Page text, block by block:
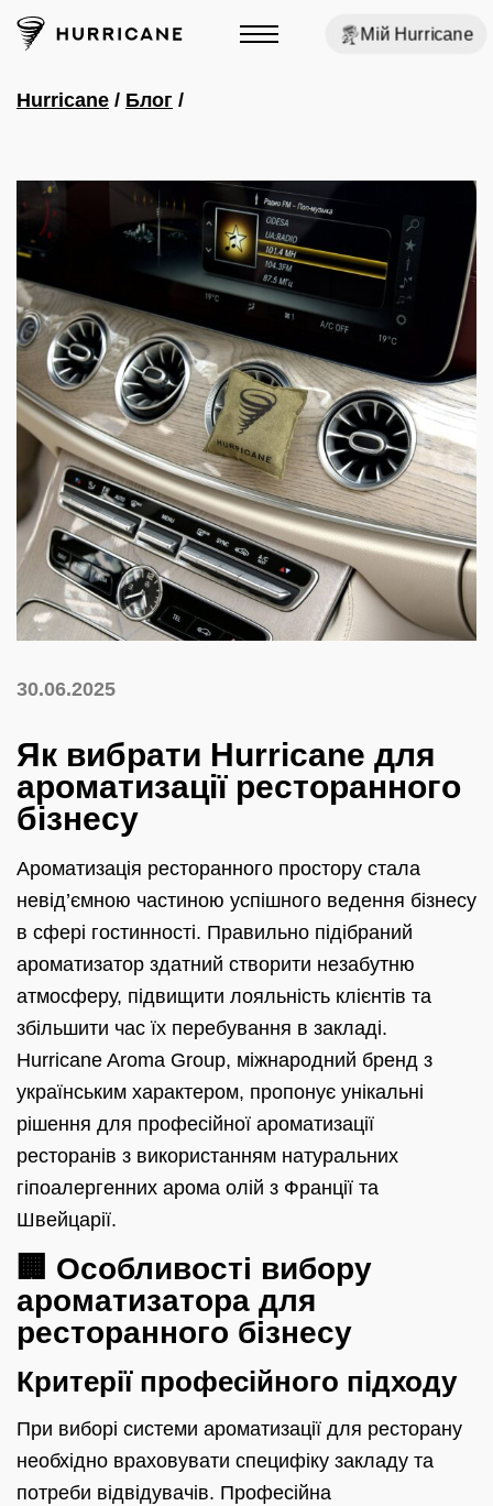
Мій Hurricane
Hurricane / Блог /
30.06.2025
Як вибрати Hurricane для
ароматизації ресторанного
бізнесу
Ароматизація ресторанного простору стала
невід’ємною частиною успішного ведення бізнесу
в сфері гостинності. Правильно підібраний
ароматизатор здатний створити незабутню
атмосферу, підвищити лояльність клієнтів та
збільшити час їх перебування в закладі.
Hurricane Aroma Group, міжнародний бренд з
українським характером, пропонує унікальні
рішення для професійної ароматизації
ресторанів з використанням натуральних
гіпоалергенних арома олій з Франції та
Швейцарії.
🏢 Особливості вибору
ароматизатора для
ресторанного бізнесу
Критерії професійного підходу
При виборі системи ароматизації для ресторану
необхідно враховувати специфіку закладу та
потреби відвідувачів. Професійна